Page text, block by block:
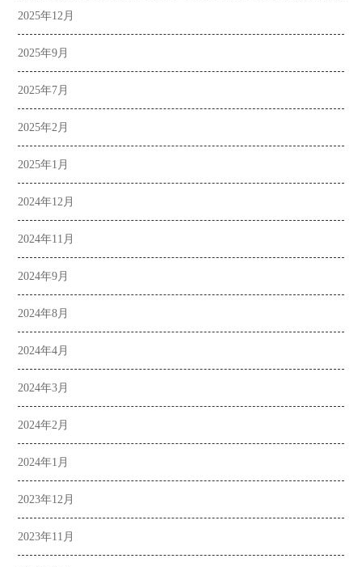
2025年12月
2025年9月
2025年7月
2025年2月
2025年1月
2024年12月
2024年11月
2024年9月
2024年8月
2024年4月
2024年3月
2024年2月
2024年1月
2023年12月
2023年11月